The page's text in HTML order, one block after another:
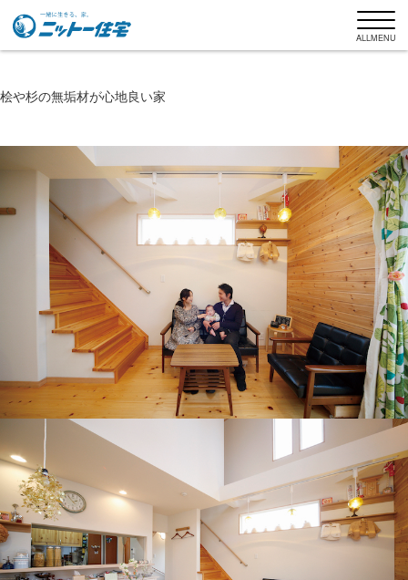
ALLMENU
ニットー住宅について
商品ラインナップ
ニットー住宅の家づくり
施工事例
お客様インタビュー
土地探しもお任せください
リノベーション・リフォーム
スタッフブログ
現場日記
インフォメーション
桧や杉の無垢材が心地良い家